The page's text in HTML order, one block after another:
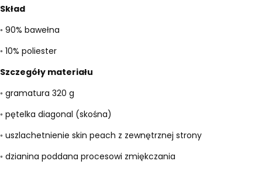
Skład
◦ 90% bawełna
◦ 10% poliester
Szczegóły materiału
◦ gramatura 320 g
◦ pętelka diagonal (skośna)
◦ uszlachetnienie skin peach z zewnętrznej strony
◦ dzianina poddana procesowi zmiękczania